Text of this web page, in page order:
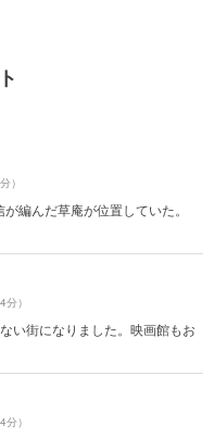
）
編んだ草庵が位置していた。
分）
い街になりました。映画館もお
分）